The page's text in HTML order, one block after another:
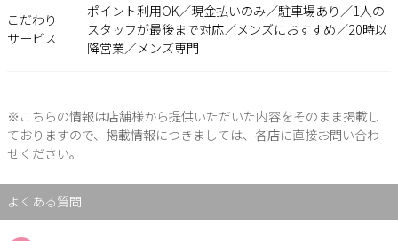
こだわり
サービス
ポイント利用OK／現金払いのみ／駐車場あり／1人の
スタッフが最後まで対応／メンズにおすすめ／20時以
降営業／メンズ専門
※こちらの情報は店舗様から提供いただいた内容をそのまま掲載し
ておりますので、掲載情報につきましては、各店に直接お問い合わ
せください。
よくある質問